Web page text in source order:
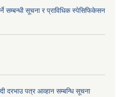
सम्बन्धी सूचना र प्राविधिक स्पेसिफिकेसन
दरभाउ पत्र आव्हान सम्बन्धि सूचना